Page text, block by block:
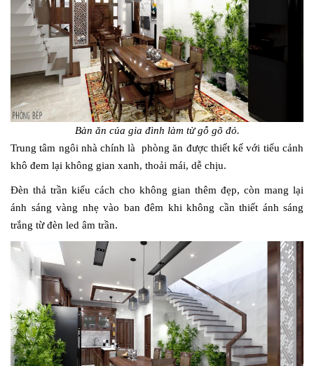
Bàn ăn của gia đình làm từ gỗ gõ đỏ.
Trung tâm ngôi nhà chính là phòng ăn được thiết kế với tiểu cảnh
khô đem lại không gian xanh, thoải mái, dễ chịu.
Đèn thả trần kiểu cách cho không gian thêm đẹp, còn mang lại
ánh sáng vàng nhẹ vào ban đêm khi không cần thiết ánh sáng
trắng từ đèn led âm trần.